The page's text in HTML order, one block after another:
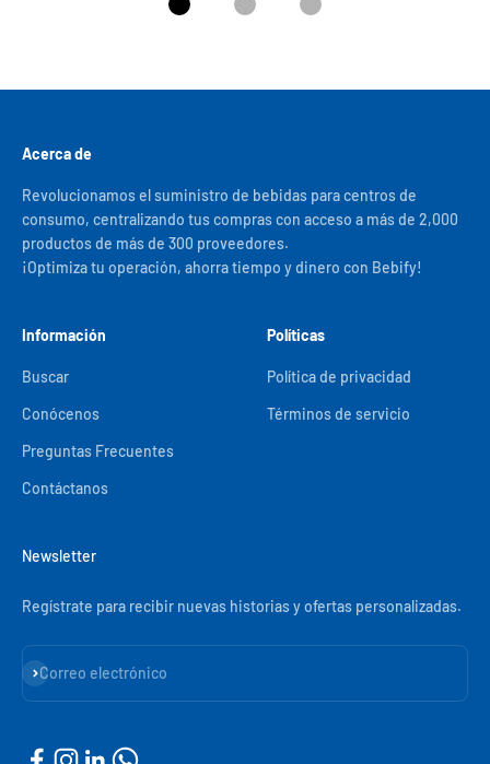
Ir al artículo 1Ir al artículo 2Ir al artículo 3
Acerca de
Revolucionamos el suministro de bebidas para centros de
consumo, centralizando tus compras con acceso a más de 2,000
productos de más de 300 proveedores.
¡Optimiza tu operación, ahorra tiempo y dinero con Bebify!
Información
Buscar
Conócenos
Preguntas Frecuentes
Contáctanos
Políticas
Política de privacidad
Términos de servicio
Newsletter
Regístrate para recibir nuevas historias y ofertas personalizadas.
Correo electrónico
Suscribirse